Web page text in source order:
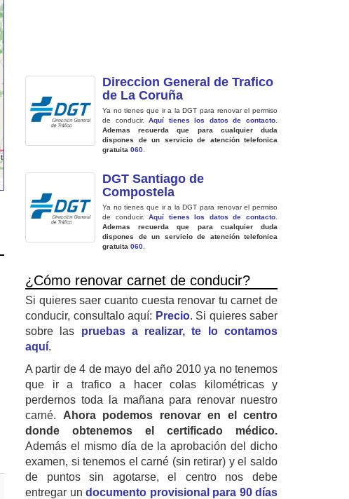
Direccion General de Trafico
de La Coruña
Ya no tienes que ir a la DGT para renovar el permiso
de conducir.Aquí tienes los datos de contacto
Ademas recuerda que para cualquier duda
dispones de un servicio de atención telefonica
gratuita 060
DGT Santiago de
Compostela
Ya no tienes que ir a la DGT para renovar el permiso
de conducir.Aquí tienes los datos de contacto
Ademas recuerda que para cualquier duda
dispones de un servicio de atención telefonica
gratuita 060
¿Cómo renovar carnet de conducir?
Si quieres saer cuanto cuesta renovar tu carnet de
conducir, consultalo aquí: Precio. Si quieres saber
sobre las pruebas a realizar, te lo contamos
aquí.
A partir de 4 de mayo del año 2010 ya no tenemos
que ir a trafico a hacer colas kilométricas y
perdernos toda la mañana para renovar nuestro
carné. Ahora podemos renovar en el centro
donde obtenemos el certificado médico.
Además el mismo día de la aprobación del dicho
examen, si tenemos el carné (sin retirar) y el saldo
de puntos sin agotarse, el centro nos debe
entregar un documento provisional para 90 días